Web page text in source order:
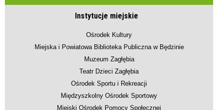
Instytucje miejskie
Ośrodek Kultury
Miejska i Powiatowa Biblioteka Publiczna w Będzinie
Muzeum Zagłębia
Teatr Dzieci Zagłębia
Ośrodek Sportu i Rekreacji
Międzyszkolny Ośrodek Sportowy
Miejski Ośrodek Pomocy Społecznej